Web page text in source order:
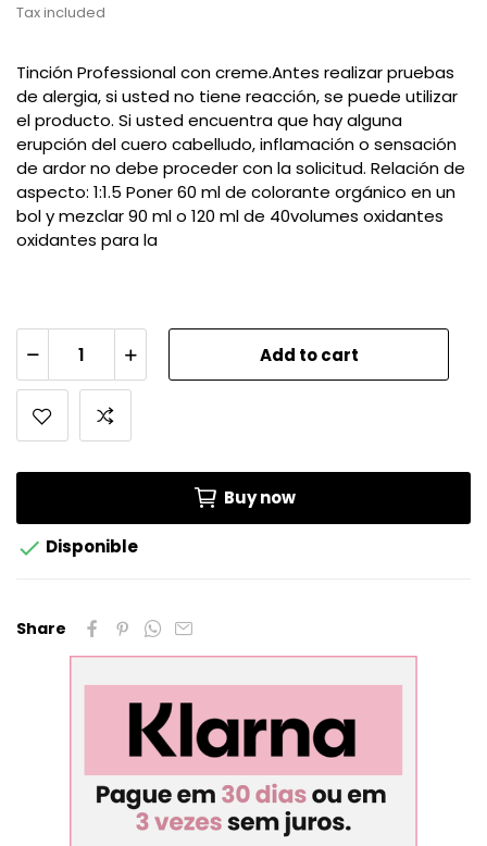
Tax included
Tinción Professional con creme.Antes realizar pruebas
de alergia, si usted no tiene reacción, se puede utilizar
el producto. Si usted encuentra que hay alguna
erupción del cuero cabelludo, inflamación o sensación
de ardor no debe proceder con la solicitud. Relación de
aspecto: 1:1.5 Poner 60 ml de colorante orgánico en un
bol y mezclar 90 ml o 120 ml de 40volumes oxidantes
oxidantes para la
Add to cart
Buy now
 Disponible
Share